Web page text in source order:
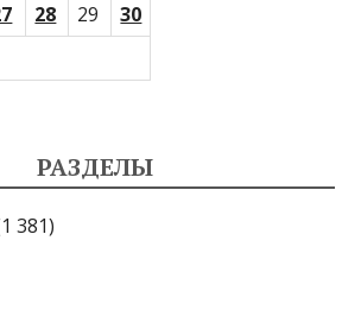
28 29
30
РАЗДЕЛЫ
381)